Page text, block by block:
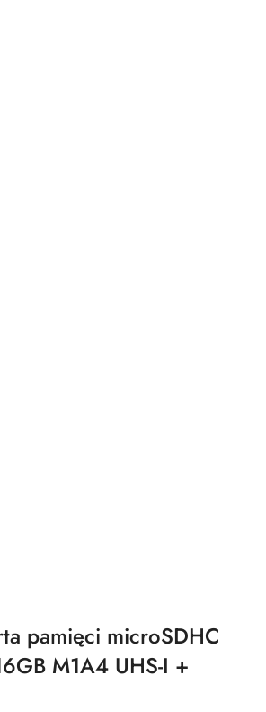
pamięci microSDHC
M1A4 UHS-I +